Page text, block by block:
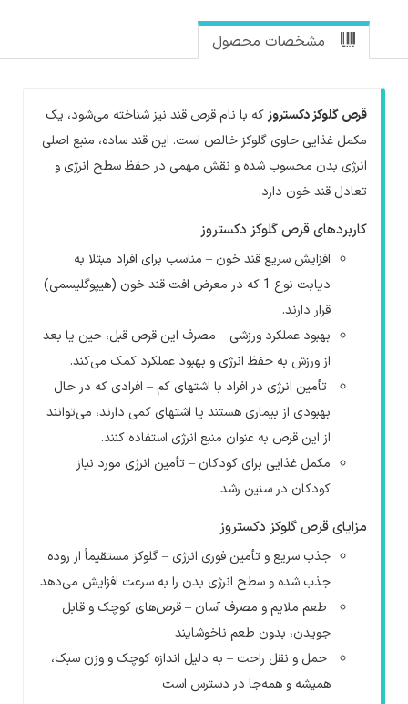
مشخصات محصول
قرص گلوکز دکستروزکه با نام قرص قند نیز شناخته می‌شود، یک
مکمل غذایی حاوی گلوکز خالص است. این قند ساده، منبع اصلی
انرژی بدن محسوب شده و نقش مهمی در حفظ سطح انرژی و
تعادل قند خون دارد.
کاربردهای قرص گلوکز دکستروز
افزایش سریع قند خون – مناسب برای افراد مبتلا به
دیابت نوع 1 که در معرض افت قند خون (هیپوگلیسمی)
قرار دارند.
بهبود عملکرد ورزشی – مصرف این قرص قبل، حین یا بعد
از ورزش به حفظ انرژی و بهبود عملکرد کمک می‌کند.
تأمین انرژی در افراد با اشتهای کم – افرادی که در حال
بهبودی از بیماری هستند یا اشتهای کمی دارند، می‌توانند
از این قرص به عنوان منبع انرژی استفاده کنند.
مکمل غذایی برای کودکان – تأمین انرژی مورد نیاز
کودکان در سنین رشد.
مزایای قرص گلوکز دکستروز
جذب سریع و تأمین فوری انرژی – گلوکز مستقیماً از روده
جذب شده و سطح انرژی بدن را به سرعت افزایش می‌دهد
طعم ملایم و مصرف آسان – قرص‌های کوچک و قابل
جویدن، بدون طعم ناخوشایند
حمل و نقل راحت – به دلیل اندازه کوچک و وزن سبک،
همیشه و همه‌جا در دسترس است